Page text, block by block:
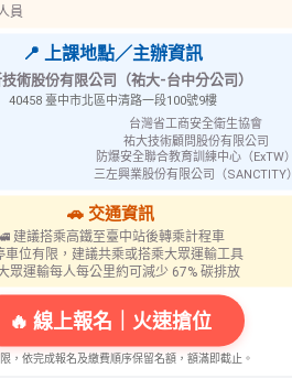
X 7"。
員
📍 上課地點／主辦資訊
術股份有限公司（祐大-台中分公司）
40458 臺中市北區中清路一段100號9樓
台灣省工商安全衛生協會
祐大技術顧問股份有限公司
防爆安全聯合教育訓練中心（ExTW）
三左興業股份有限公司（SANCTITY）
🚗 交通資訊
建議搭乘高鐵至臺中站後轉乘計程車
車位有限，建議共乘或搭乘大眾運輸工具
眾運輸每人每公里約可減少 67% 碳排放
🔥 線上報名｜火速搶位
，依完成報名及繳費順序保留名額，額滿即截止。